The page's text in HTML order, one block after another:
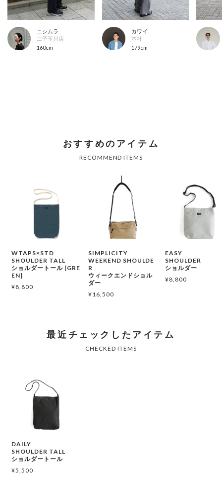
ニシムラ
二子玉川店
160cm
カワイ
本社
179cm
WTAPS×STD
SHOULDER TALL
ショルダートール [GRE
EN]
¥8,800
SIMPLICITY
WEEKEND SHOULDE
R
ウィークエンドショル
ダー
¥16,500
EASY
SHOULDER
ショルダー
¥8,800
DAILY
SHOULDER TALL
ショルダートール
¥5,500